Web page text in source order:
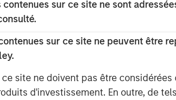
sur ce site ne sont
sur ce site ne peuvent être
site ne doivent pas être
d'investissement. En outre, de
create long-term value by
expertise to our
Officer for Morgan
is a critical resource to the
increasingly vital as the U.S.
and challenges adding new